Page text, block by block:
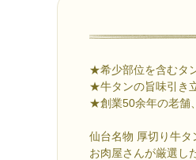
★希少部位を含むタ
★牛タンの旨味引き
★創業50余年の老舗
仙台名物 厚切り牛タ
お肉屋さんが厳選し